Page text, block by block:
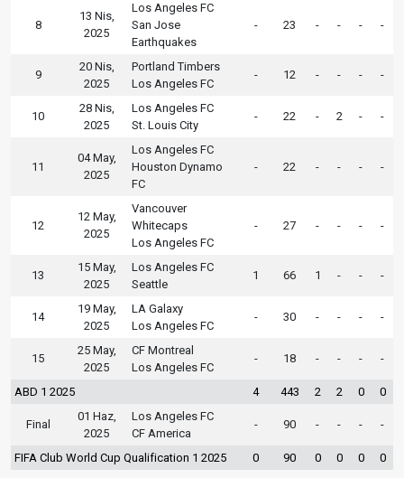
8
13 Nis,
2025
Los Angeles FC
San Jose
Earthquakes
- 23 - - - -
9
20 Nis,
2025
Portland Timbers
Los Angeles FC
- 12 - - - -
10
28 Nis,
2025
Los Angeles FC
St. Louis City
- 22 - 2 - -
11
04 May,
2025
Los Angeles FC
Houston Dynamo
FC
- 22 - - - -
12
12 May,
2025
Vancouver
Whitecaps
Los Angeles FC
- 27 - - - -
13
15 May,
2025
Los Angeles FC
Seattle
1 66 1 - - -
14
19 May,
2025
LA Galaxy
Los Angeles FC
- 30 - - - -
15
25 May,
2025
CF Montreal
Los Angeles FC
- 18 - - - -
ABD 1 2025 4 443 2 2 0 0
Final
01 Haz,
2025
Los Angeles FC
CF America
- 90 - - - -
FIFA Club World Cup Qualification 1 2025 0 90 0 0 0 0